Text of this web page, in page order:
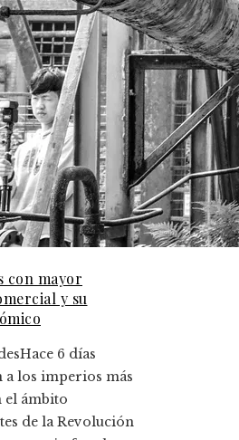
con mayor
y su
Hace 6 días
los imperios más
el ámbito
de la Revolución